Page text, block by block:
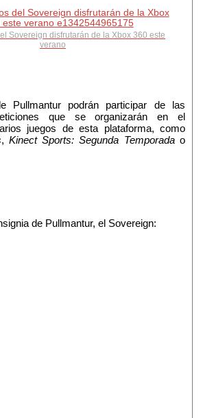
Sovereign disfrutarán de la Xbox 360 este
verano
Pullmantur podrán participar de las
que se organizarán en el
juegos de esta plataforma, como
, Kinect Sports: Segunda Temporadao
de Pullmantur, el Sovereign: